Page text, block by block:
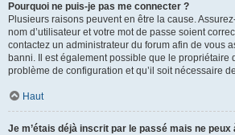
Pourquoi ne puis-je pas me connecter ?
Plusieurs raisons peuvent en être la cause.
nom d’utilisateur et votre mot de passe soient
contactez un administrateur du forum afin de vous
banni. Il est également possible que le propriétaire
problème de configuration et qu’il soit nécessaire
Haut
Je m’étais déjà inscrit par le passé mais ne peux